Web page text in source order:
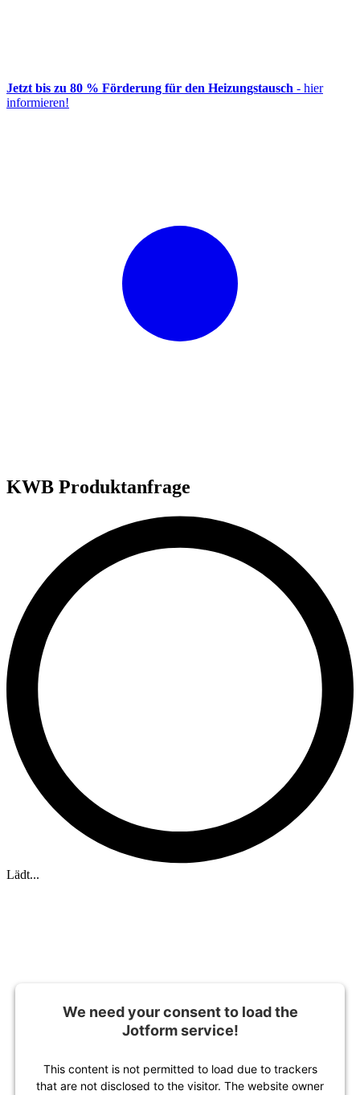
Jetzt bis zu 80 % Förderung für den Heizungstausch - hier
informieren!
KWB Produktanfrage
Lädt...
We need your consent to load the
Jotform service!
This content is not permitted to load due to trackers
that are not disclosed to the visitor. The website owner